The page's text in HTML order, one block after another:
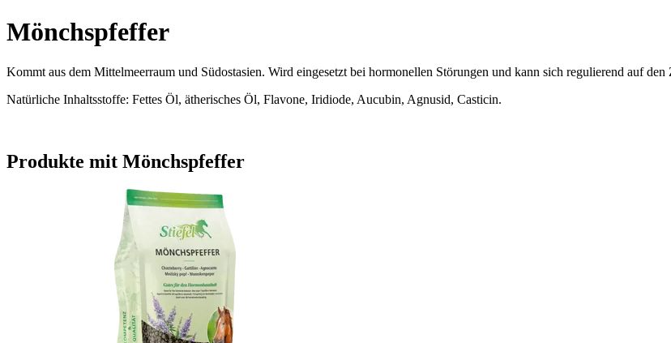
Mönchspfeffer
Kommt aus dem Mittelmeerraum und Südostasien. Wird eingesetzt bei hormonellen Störungen und kann sich regulierend auf
Natürliche Inhaltsstoffe: Fettes Öl, ätherisches Öl, Flavone, Iridiode, Aucubin, Agnusid, Casticin.
Produkte mit Mönchspfeffer